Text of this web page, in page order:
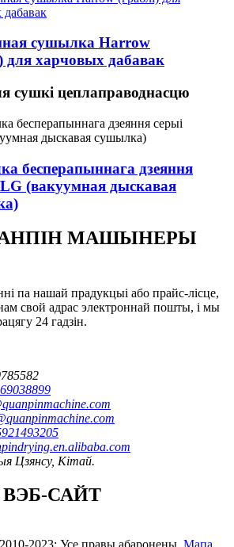
сушылка Harrow
для харчовых дабавак
сушкі цеплаправоднасцю
бесперапыннага дзеяння
(вакуумная дыскавая
МАШЫНЕРЫ
па нашай прадукцыі або прайс-лісце,
свой адрас электроннай пошты, і мы
24 гадзін.
Цзянсу, Кітай.
САЙТ